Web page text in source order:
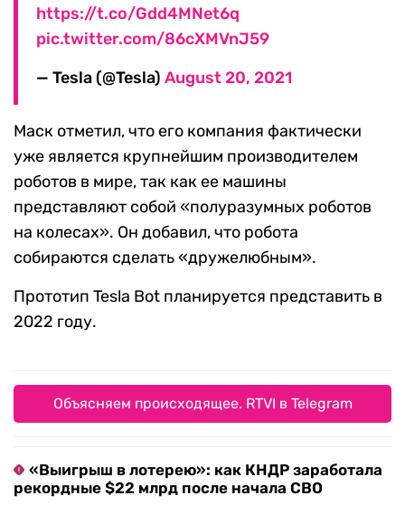
https://t.co/Gdd4MNet6q
pic.twitter.com/86cXMVnJ59
— Tesla (@Tesla) August 20, 2021
Маск отметил, что его компания фактически
уже является крупнейшим производителем
роботов в мире, так как ее машины
представляют собой «полуразумных роботов
на колесах». Он добавил, что робота
собираются сделать «дружелюбным».
Прототип Tesla Bot планируется представить в
2022 году.
Объясняем происходящее. RTVI в Telegram
«Выигрыш в лотерею»: как КНДР заработала
рекордные $22 млрд после начала СВО